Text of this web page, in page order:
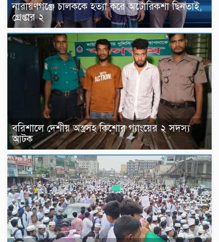
নারায়ণগঞ্জে চালককে হত্যা করে অটোরিকশা ছিনতাই,
গ্রেপ্তার ২
বরিশালে দেশীয় অস্ত্রসহ কিশোর গ্যাংয়ের ২ সদস্য
আটক